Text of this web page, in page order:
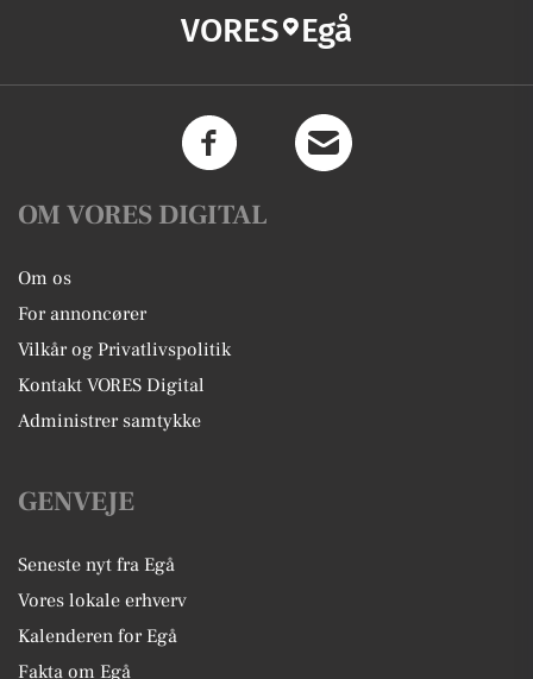
VORES Egå
OM VORES DIGITAL
Om os
For annoncører
Vilkår og Privatlivspolitik
Kontakt VORES Digital
Administrer samtykke
GENVEJE
Seneste nyt fra Egå
Vores lokale erhverv
Kalenderen for Egå
Fakta om Egå